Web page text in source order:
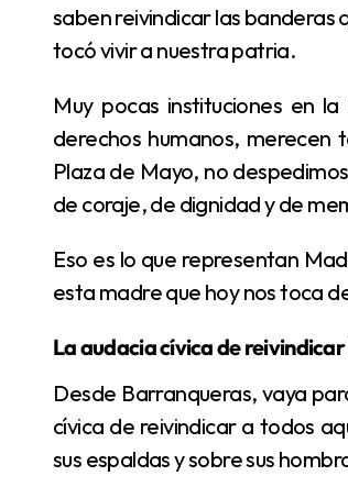
saben reivindicar las banderas
tocó vivir a nuestra patria.
Muy pocas instituciones en la República Argentina, y más aún instituciones defensoras de los
derechos humanos,
Plaza de Mayo, no
de coraje, de dignidad y de
Eso es lo que representan Madres de Plaza de Mayo, Abuelas de Plaza de Mayo y, en particular,
esta madre que hoy nos toca
La audacia cívica de
Desde Barranqueras, vaya para ella nuestro homenaje. Desde siempre hemos tenido la audacia
cívica de reivindicar a todos
sus espaldas y sobre sus